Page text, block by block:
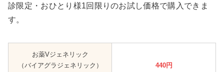
診限定・おひとり様1回限りのお試し価格で購入できま
す。
お薬Vジェネリック
（バイアグラジェネリック）
440円